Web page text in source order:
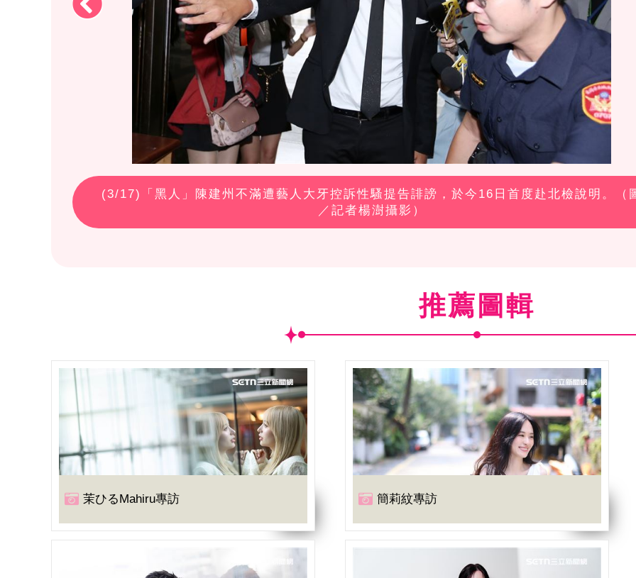
(3/17)「黑人」陳建州不滿遭藝人大牙控訴性騷提告誹謗，於今16日首度赴北檢說明。（
／記者楊澍攝影）
推薦圖輯
茉ひるMahiru專訪 簡莉紋專訪